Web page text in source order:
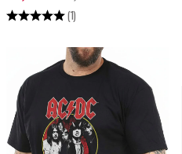
cena 119,99 zł
Ocena: (1)